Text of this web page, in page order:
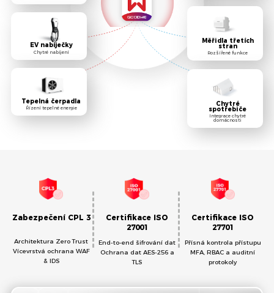
EV nabíječky
Chytré nabíjení
Tepelná čerpadla
Řízení tepelné energie
Měřidla třetích
stran
Rozšířené funkce
Chytré
spotřebiče
Integrace chytré
domácnosti
Zabezpečení CPL 3
Architektura Zero Trust
Vícevrstvá ochrana WAF
& IDS
Certifikace ISO
27001
End-to-end šifrování dat
Ochrana dat AES-256 a
TLS
Certifikace ISO
27701
Přísná kontrola přístupu
MFA, RBAC a auditní
protokoly